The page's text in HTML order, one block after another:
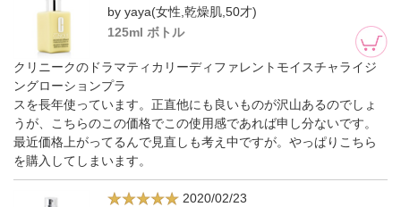
by yaya(女性,乾燥肌,50才)
125ml ボトル
クリニークのドラマティカリーディファレントモイスチャライジ
ングローションプラ
スを長年使っています。正直他にも良いものが沢山あるのでしょ
うが、こちらのこの価格でこの使用感であれば申し分ないです。
最近価格上がってるんで見直しも考え中ですが。やっぱりこちら
を購入してしまいます。
2020/02/23